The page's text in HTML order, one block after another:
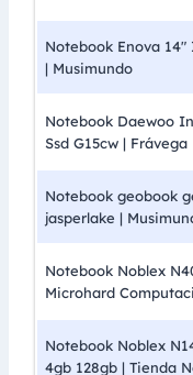
Notebook Enova
| Musimundo
Notebook Daewoo
Ssd G15cw | Frávega
Notebook geobook
jasperlake |
Notebook Noblex
Microhard
Notebook Noblex
4gb 128gb | Tienda